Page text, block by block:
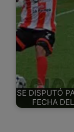
SE DISPUTÓ
FECHA